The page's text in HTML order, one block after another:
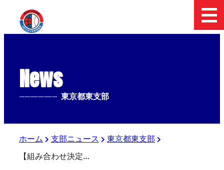
News
-------------- 東京都東支部
ホーム 支部ニュース
東京都東支部
【組み合わせ決定】第６回ナガセケンコーカップ 日本少年野球東京都東支部秋季大会